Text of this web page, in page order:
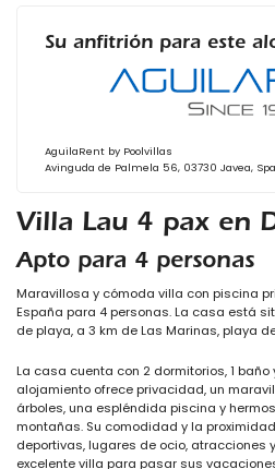
Villa Lau 4 pax en
Apto para 4 personas
Maravillosa y cómoda villa con piscina
España para 4 personas. La casa está
de playa, a 3 km de Las Marinas, playa
La casa cuenta con 2 dormitorios, 1 baño
alojamiento ofrece privacidad, un
árboles, una espléndida piscina y
montañas. Su comodidad y la
deportivas, lugares de ocio, atracciones
excelente villa para pasar sus
Su anfitrión para este
AguilaRent by Poolvillas
Avinguda de Palmela 56, 03730 Javea,